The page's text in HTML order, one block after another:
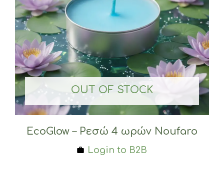
OUT OF STOCK
EcoGlow – Ρεσώ 4 ωρών Noufaro
Login to B2B